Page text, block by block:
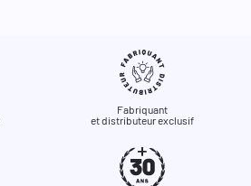
Fabriquant
et distributeur exclusif